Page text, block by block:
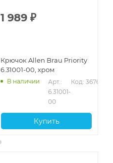
1 989 ₽
Крючок Allen Brau Priority
6.31001-00, хром
В наличии
Арт.:
6.31001-
00
Код: 36760
Купить